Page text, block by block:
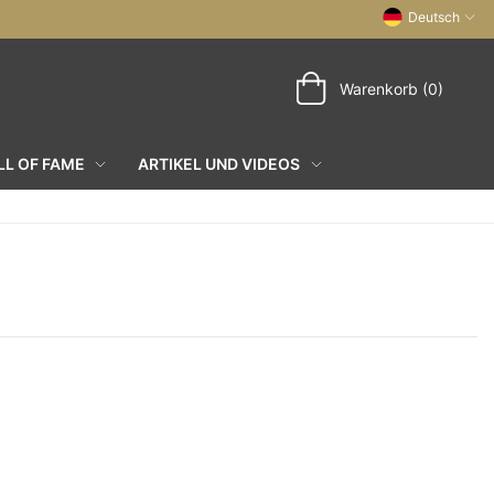
Deutsch
Warenkorb (0)
OF FAME ARTIKEL UND VIDEOS